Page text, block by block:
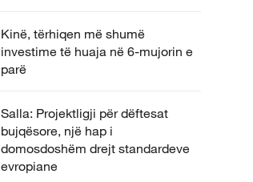
Kinë, tërhiqen më shumë
investime të huaja në 6-mujorin e
parë
Salla: Projektligji për dëftesat
bujqësore, një hap i
domosdoshëm drejt standardeve
evropiane